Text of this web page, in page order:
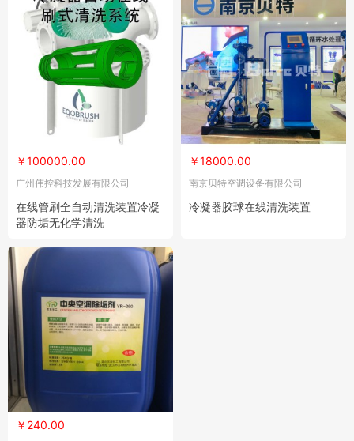
￥100000.00
广州伟控科技发展有限公司
在线管刷全自动清洗装置冷凝
器防垢无化学清洗
￥18000.00
南京贝特空调设备有限公司
冷凝器胶球在线清洗装置
￥240.00